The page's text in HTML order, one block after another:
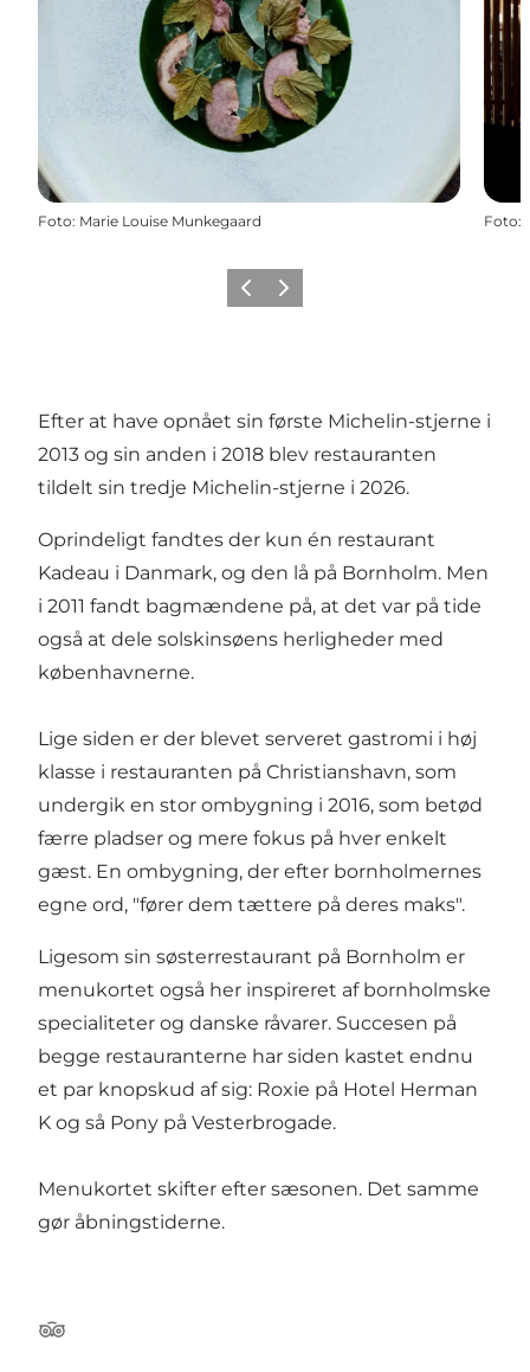
Foto: Marie Louise Munkegaard Foto:
ForrigeNæste
Efter at have opnået sin første Michelin-stjerne i
2013 og sin anden i 2018 blev restauranten
tildelt sin tredje Michelin-stjerne i 2026.
Oprindeligt fandtes der kun én restaurant
Kadeau i Danmark, og den lå på Bornholm. Men
i 2011 fandt bagmændene på, at det var på tide
også at dele solskinsøens herligheder med
københavnerne.
Lige siden er der blevet serveret gastromi i høj
klasse i restauranten på Christianshavn, som
undergik en stor ombygning i 2016, som betød
færre pladser og mere fokus på hver enkelt
gæst. En ombygning, der efter bornholmernes
egne ord, "fører dem tættere på deres maks".
Ligesom sin søsterrestaurant på Bornholm er
menukortet også her inspireret af bornholmske
specialiteter og danske råvarer. Succesen på
begge restauranterne har siden kastet endnu
et par knopskud af sig: Roxie på Hotel Herman
K og så Pony på Vesterbrogade.
Menukortet skifter efter sæsonen. Det samme
gør åbningstiderne.
Tripadvisor